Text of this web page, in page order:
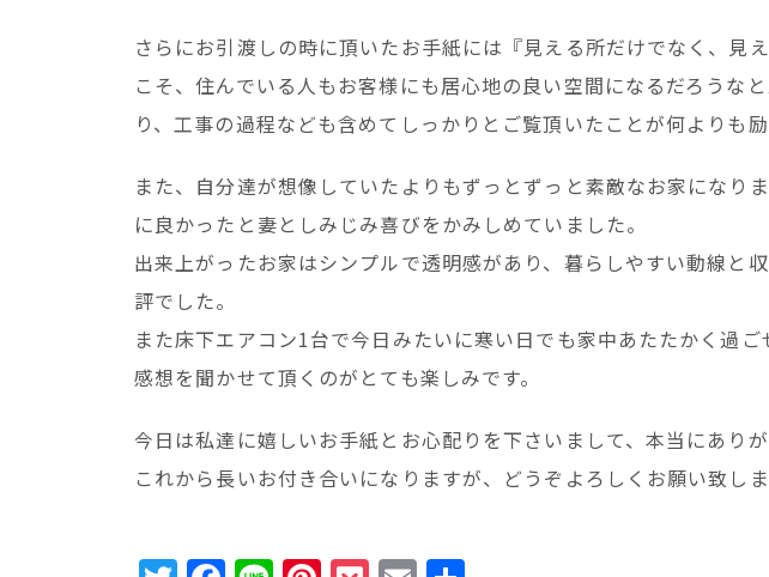
さらにお引渡しの時に頂いたお手紙には『見える所だけでなく、見
こそ、住んでいる人もお客様にも居心地の良い空間になるだろうな
り、工事の過程なども含めてしっかりとご覧頂いたことが何よりも励
また、自分達が想像していたよりもずっとずっと素敵なお家になり
に良かったと妻としみじみ喜びをかみしめていました。
出来上がったお家はシンプルで透明感があり、暮らしやすい動線と
評でした。
また床下エアコン1台で今日みたいに寒い日でも家中あたたかく過
感想を聞かせて頂くのがとても楽しみです。
今日は私達に嬉しいお手紙とお心配りを下さいまして、本当にありが
これから長いお付き合いになりますが、どうぞよろしくお願い致しま